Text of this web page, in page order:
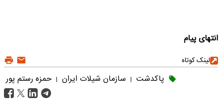
انتهای پیام
لینک کوتاه
پاکدشت | سازمان شیلات ایران | حمزه رستم پور